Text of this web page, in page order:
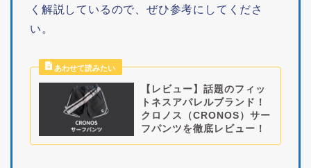
く解説しているので、ぜひ参考にしてくださ
い。
【レビュー】話題のフィッ
トネスアパレルブランド！
クロノス（CRONOS）サー
フパンツを徹底レビュー！